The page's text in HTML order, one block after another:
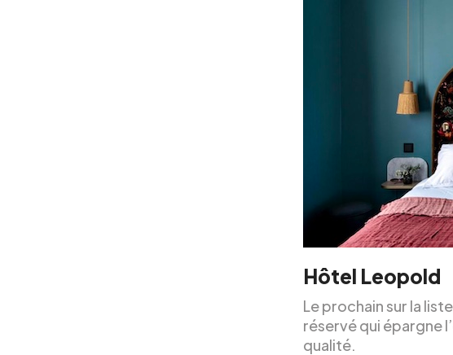
Hôtel Leopold
Le prochain sur la liste
réservé qui épargne
qualité.